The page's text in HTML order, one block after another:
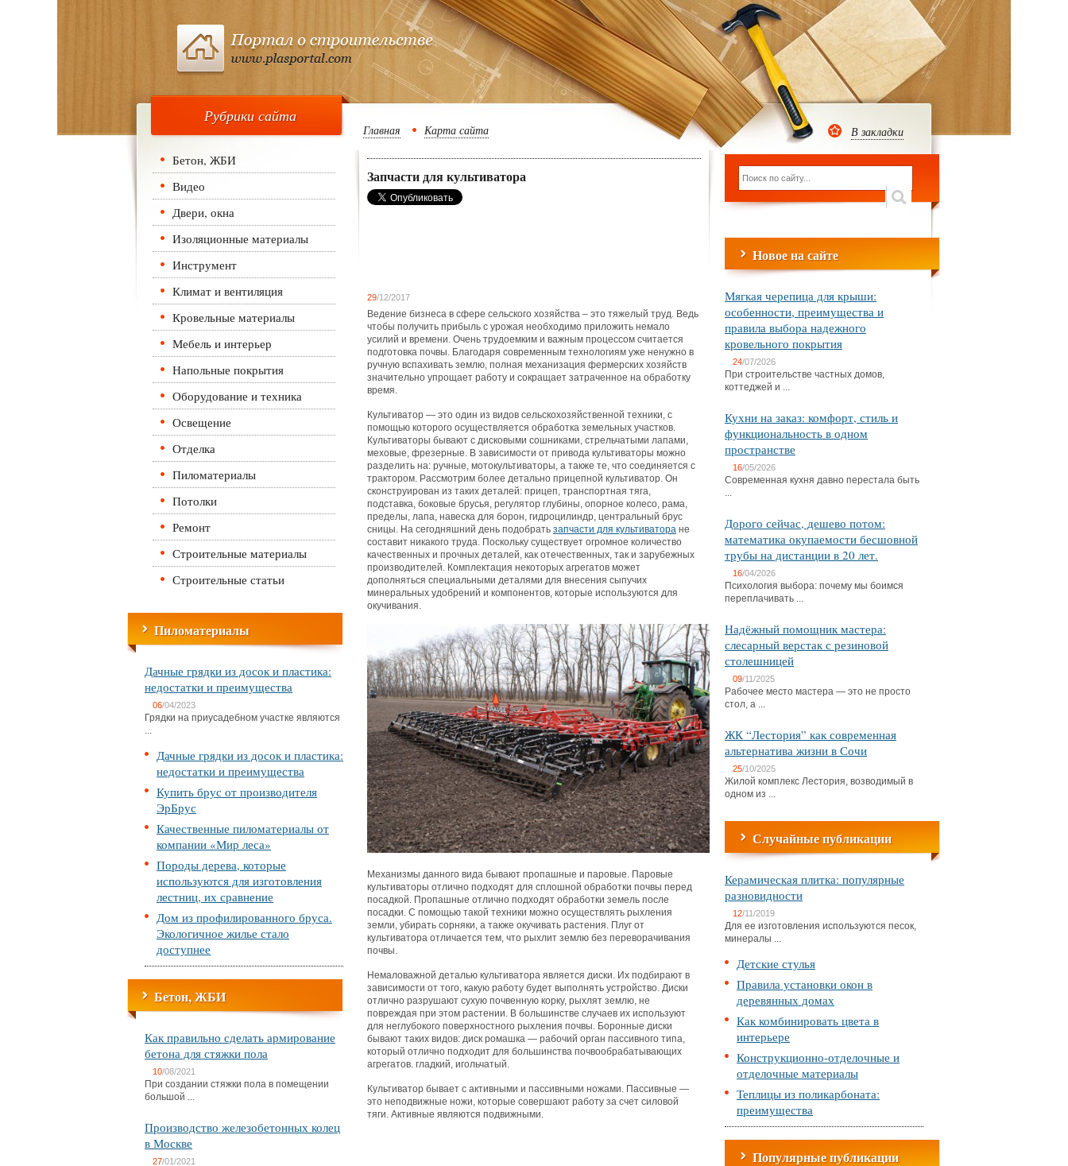
Рубрики сайта
Бетон, ЖБИ
Видео
Двери, окна
Изоляционные материалы
Инструмент
Климат и вентиляция
Кровельные материалы
Мебель и интерьер
Напольные покрытия
Оборудование и техника
Освещение
Отделка
Пиломатериалы
Потолки
Ремонт
Строительные материалы
Строительные статьи
Пиломатериалы
Дачные грядки из досок и пластика:
недостатки и преимущества
06/04/2023
Грядки на приусадебном участке являются
...
Дачные грядки из досок и пластика:
недостатки и преимущества
Купить брус от производителя
ЭрБрус
Качественные пиломатериалы от
компании «Мир леса»
Породы дерева, которые
используются для изготовления
лестниц, их сравнение
Дом из профилированного бруса.
Экологичное жилье стало
доступнее
Бетон, ЖБИ
Как правильно сделать армирование
бетона для стяжки пола
10/08/2021
При создании стяжки пола в помещении
большой ...
Производство железобетонных колец
в Москве
27/01/2021
Главная Карта сайта
Запчасти для культиватора
29/12/2017
Ведение бизнеса в сфере сельского хозяйства – это тяжелый труд. Ведь
чтобы получить прибыль с урожая необходимо приложить немало
усилий и времени. Очень трудоемким и важным процессом считается
подготовка почвы. Благодаря современным технологиям уже ненужно в
ручную вспахивать землю, полная механизация фермерских хозяйств
значительно упрощает работу и сокращает затраченное на обработку
время.
Культиватор — это один из видов сельскохозяйственной техники, с
помощью которого осуществляется обработка земельных участков.
Культиваторы бывают с дисковыми сошниками, стрельчатыми лапами,
меховые, фрезерные. В зависимости от привода культиваторы можно
разделить на: ручные, мотокультиваторы, а также те, что соединяется с
трактором. Рассмотрим более детально прицепной культиватор. Он
сконструирован из таких деталей: прицеп, транспортная тяга,
подставка, боковые брусья, регулятор глубины, опорное колесо, рама,
пределы, лапа, навеска для борон, гидроцилиндр, центральный брус
сницы. На сегодняшний день подобрать запчасти для культиватора не
составит никакого труда. Поскольку существует огромное количество
качественных и прочных деталей, как отечественных, так и зарубежных
производителей. Комплектация некоторых агрегатов может
дополняться специальными деталями для внесения сыпучих
минеральных удобрений и компонентов, которые используются для
окучивания.
Механизмы данного вида бывают пропашные и паровые. Паровые
культиваторы отлично подходят для сплошной обработки почвы перед
посадкой. Пропашные отлично подходят обработки земель после
посадки. С помощью такой техники можно осуществлять рыхления
земли, убирать сорняки, а также окучивать растения. Плуг от
культиватора отличается тем, что рыхлит землю без переворачивания
почвы.
Немаловажной деталью культиватора является диски. Их подбирают в
зависимости от того, какую работу будет выполнять устройство. Диски
отлично разрушают сухую почвенную корку, рыхлят землю, не
повреждая при этом растении. В большинстве случаев их используют
для неглубокого поверхностного рыхления почвы. Боронные диски
бывают таких видов: диск ромашка — рабочий орган пассивного типа,
который отлично подходит для большинства почвообрабатывающих
агрегатов. гладкий, игольчатый.
Культиватор бывает с активными и пассивными ножами. Пассивные —
это неподвижные ножи, которые совершают работу за счет силовой
тяги. Активные являются подвижными.
В закладки
Новое на сайте
Мягкая черепица для крыши:
особенности, преимущества и
правила выбора надежного
кровельного покрытия
24/07/2026
При строительстве частных домов,
коттеджей и ...
Кухни на заказ: комфорт, стиль и
функциональность в одном
пространстве
16/05/2026
Современная кухня давно перестала быть
...
Дорого сейчас, дешево потом:
математика окупаемости бесшовной
трубы на дистанции в 20 лет.
16/04/2026
Психология выбора: почему мы боимся
переплачивать ...
Надёжный помощник мастера:
слесарный верстак с резиновой
столешницей
09/11/2025
Рабочее место мастера — это не просто
стол, а ...
ЖК “Лестория” как современная
альтернатива жизни в Сочи
25/10/2025
Жилой комплекс Лестория, возводимый в
одном из ...
Случайные публикации
Керамическая плитка: популярные
разновидности
12/11/2019
Для ее изготовления используются песок,
минералы ...
Детские стулья
Правила установки окон в
деревянных домах
Как комбинировать цвета в
интерьере
Конструкционно-отделочные и
отделочные материалы
Теплицы из поликарбоната:
преимущества
Популярные публикации